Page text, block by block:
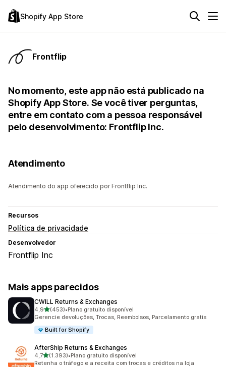
Shopify App Store
Frontflip
No momento, este app não está publicado na
Shopify App Store. Se você tiver perguntas,
entre em contato com a pessoa responsável
pelo desenvolvimento: Frontflip Inc.
Atendimento
Atendimento do app oferecido por Frontflip Inc.
Recursos
Política de privacidade
Desenvolvedor
Frontflip Inc
Mais apps parecidos
CWILL Returns & Exchanges
4,9de 5 estrelas
(453)
453 avaliações ao todo
•Plano gratuito disponível
Gerencie devoluções, Trocas, Reembolsos, Parcelamento gratis
Built for Shopify
AfterShip Returns & Exchanges
4,7de 5 estrelas
(1.393)
1393 avaliações ao todo
•Plano gratuito disponível
Retenha o tráfego e a receita com trocas e créditos na loja